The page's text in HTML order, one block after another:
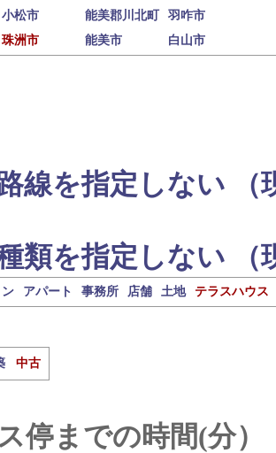
小松市 能美郡川北町
羽咋市
珠洲市 能美市 白山市
線を指定しない （
類を指定しない （
アパート 事務所 店舗 土地 テラスハウス
中古
停までの時間(分）